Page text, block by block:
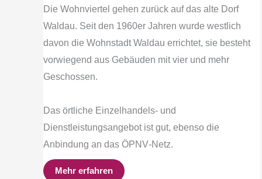
Die Wohnviertel gehen zurück auf das alte Dorf
Waldau. Seit den 1960er Jahren wurde westlich
davon die Wohnstadt Waldau errichtet, sie besteht
vorwiegend aus Gebäuden mit vier und mehr
Geschossen.
Das örtliche Einzelhandels‐ und
Dienstleistungsangebot ist gut, ebenso die
Anbindung an das ÖPNV‐Netz.
Mehr erfahren